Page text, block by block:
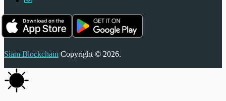
Siam Blockchain Copyright © 2026.